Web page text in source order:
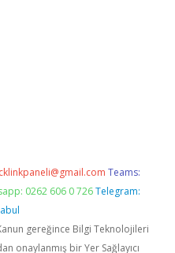
Teams:
0262 606 0 726 Telegram:
gereğince Bilgi Teknolojileri
onaylanmış bir Yer Sağlayıcı